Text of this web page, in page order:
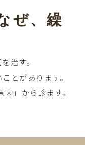
ぜ、繰
治す。
とがあります。